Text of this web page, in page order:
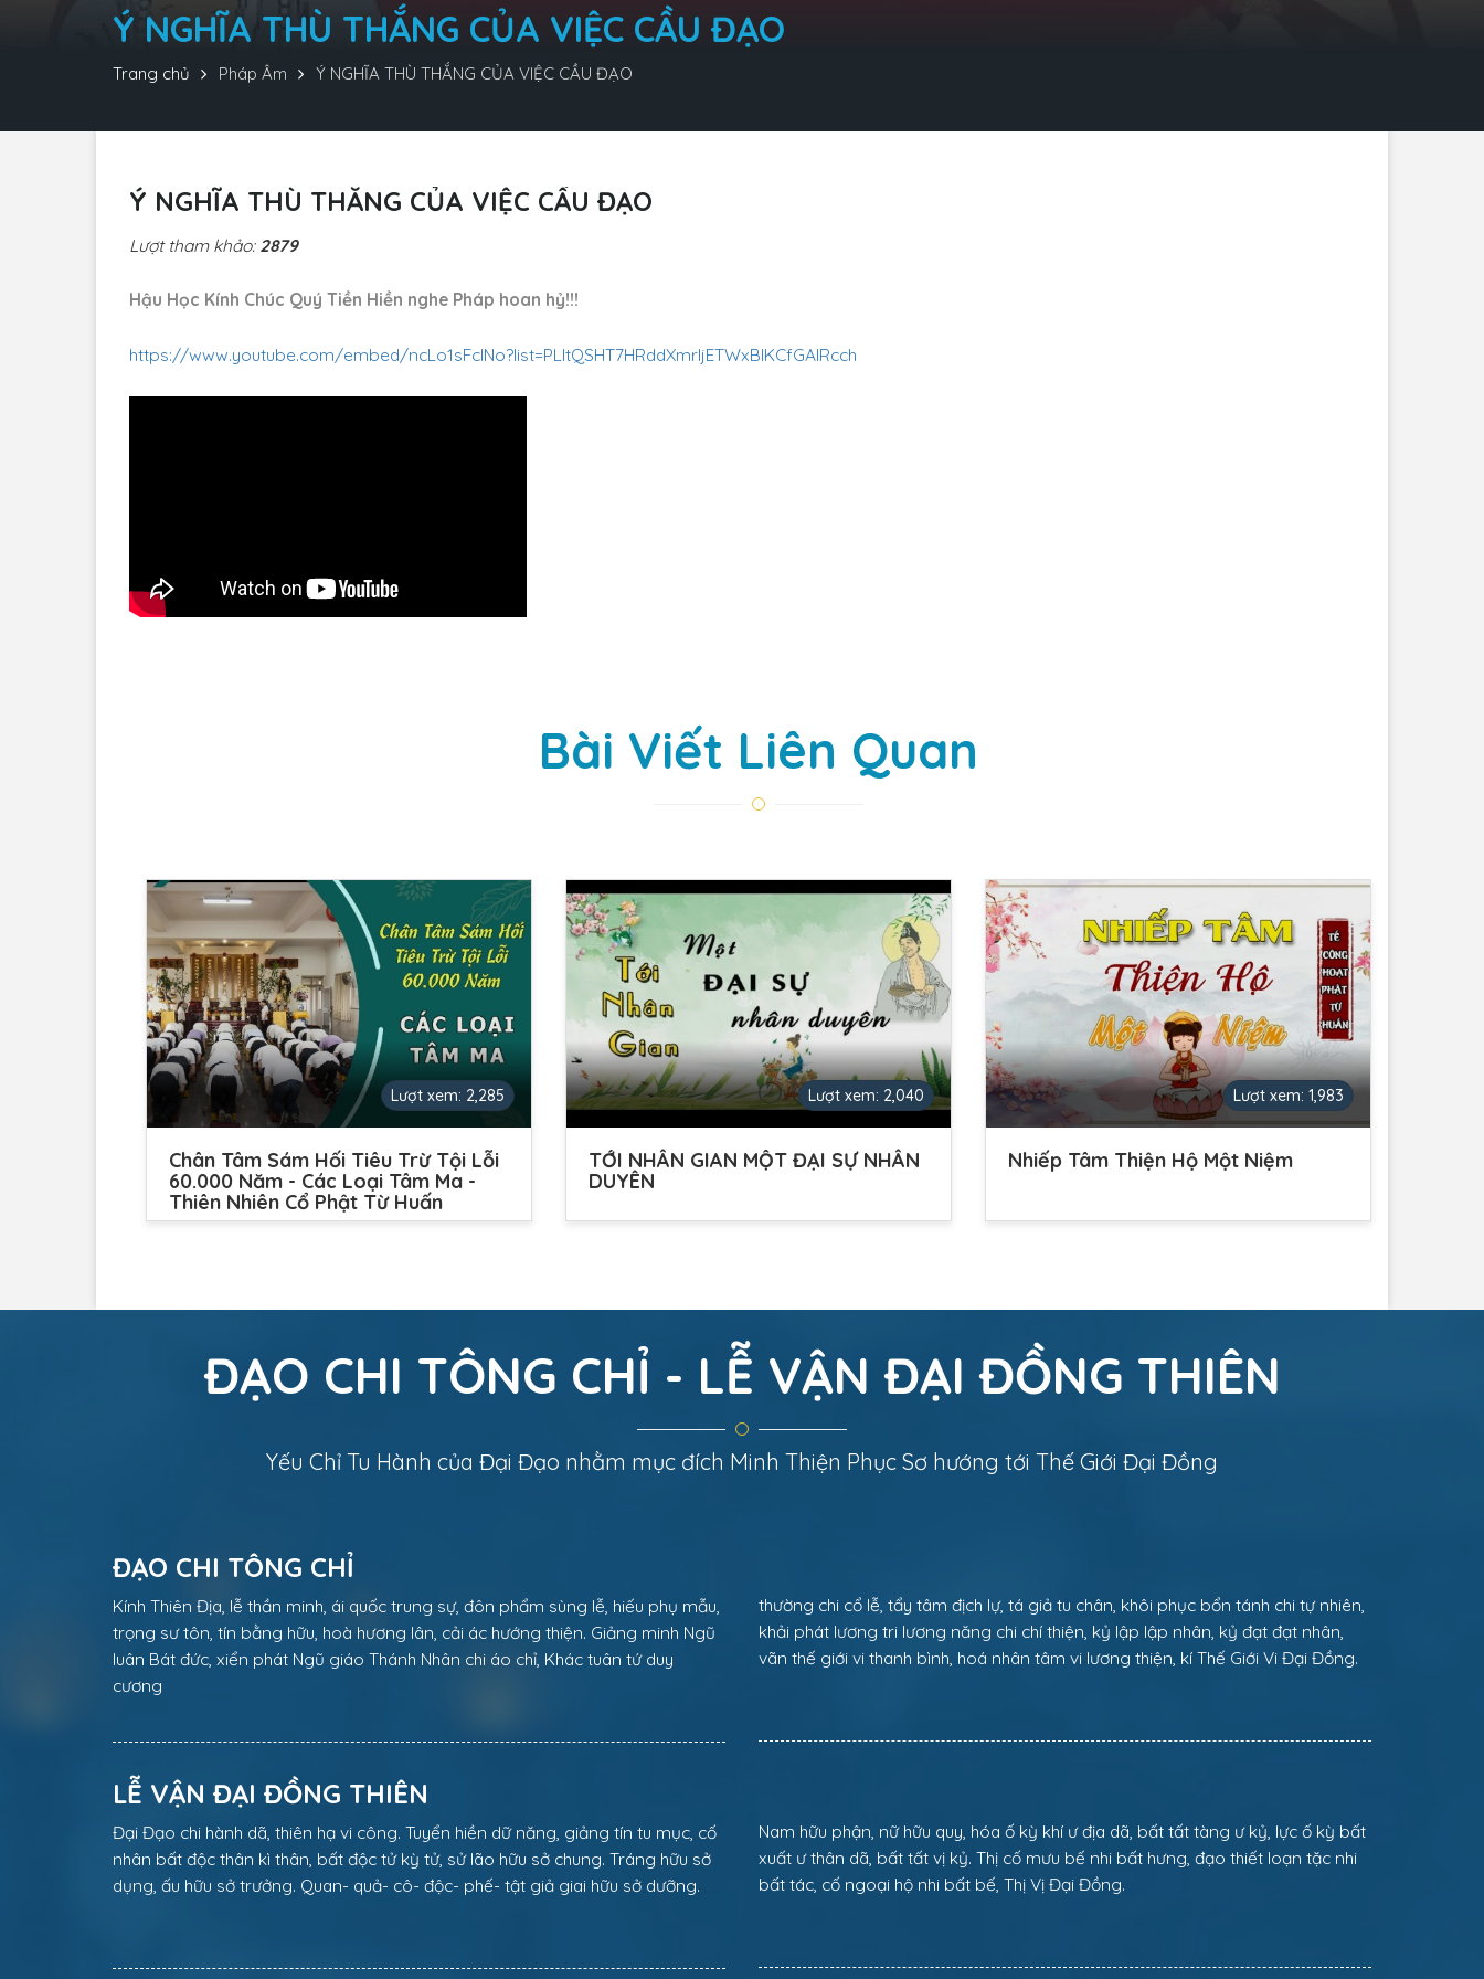
Ý NGHĨA THÙ THẮNG CỦA VIỆC CẦU ĐẠO
Trang chủ Pháp Âm Ý NGHĨA THÙ THẮNG CỦA VIỆC CẦU ĐẠO
Ý NGHĨA THÙ THẮNG CỦA VIỆC CẦU ĐẠO
Lượt tham khảo: 2879
Hậu Học Kính Chúc Quý Tiền Hiền nghe Pháp hoan hỷ!!!
https://www.youtube.com/embed/ncLo1sFcINo?list=PLltQSHT7HRddXmrljETWxBlKCfGAlRcch
Bài Viết Liên Quan
Lượt xem: 2,285
Chân Tâm Sám Hối Tiêu Trừ Tội Lỗi
60.000 Năm - Các Loại Tâm Ma -
Thiên Nhiên Cổ Phật Từ Huấn
Lượt xem: 2,040
TỚI NHÂN GIAN MỘT ĐẠI SỰ NHÂN
DUYÊN
Lượt xem: 1,983
Nhiếp Tâm Thiện Hộ Một Niệm
ĐẠO CHI TÔNG CHỈ - LỄ VẬN ĐẠI ĐỒNG THIÊN
Yếu Chỉ Tu Hành của Đại Đạo nhằm mục đích Minh Thiện Phục Sơ hướng tới Thế Giới Đại Đồng
ĐẠO CHI TÔNG CHỈ
Kính Thiên Địa, lễ thần minh, ái quốc trung sự, đôn phẩm sùng lễ, hiếu phụ mẫu,
trọng sư tôn, tín bằng hữu, hoà hương lân, cải ác hướng thiện. Giảng minh Ngũ
luân Bát đức, xiển phát Ngũ giáo Thánh Nhân chi áo chỉ, Khác tuân tứ duy
cương
thường chi cổ lễ, tẩy tâm địch lự, tá giả tu chân, khôi phục bổn tánh chi tự nhiên,
khải phát lương tri lương năng chi chí thiện, kỷ lập lập nhân, kỷ đạt đạt nhân,
vãn thế giới vi thanh bình, hoá nhân tâm vi lương thiện, kí Thế Giới Vi Đại Đồng.
LỄ VẬN ĐẠI ĐỒNG THIÊN
Đại Đạo chi hành dã, thiên hạ vi công. Tuyển hiền dữ năng, giảng tín tu mục, cố
nhân bất độc thân kì thân, bất độc tử kỳ tử, sử lão hữu sở chung. Tráng hữu sở
dụng, ấu hữu sở trưởng. Quan- quả- cô- độc- phế- tật giả giai hữu sở dưỡng.
Nam hữu phận, nữ hữu quy, hóa ố kỳ khí ư địa dã, bất tất tàng ư kỷ, lực ố kỳ bất
xuất ư thân dã, bất tất vị kỷ. Thị cố mưu bế nhi bất hưng, đạo thiết loạn tặc nhi
bất tác, cố ngoại hộ nhi bất bế, Thị Vị Đại Đồng.